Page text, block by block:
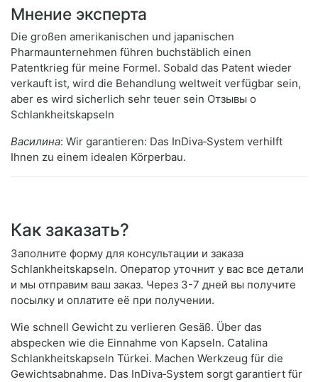
Мнение эксперта
Die großen amerikanischen und japanischen
Pharmaunternehmen führen buchstäblich einen
Patentkrieg für meine Formel. Sobald das Patent wieder
verkauft ist, wird die Behandlung weltweit verfügbar sein,
aber es wird sicherlich sehr teuer sein Отзывы о
Schlankheitskapseln
Василина: Wir garantieren: Das InDiva‑System verhilft
Ihnen zu einem idealen Körperbau.
Как заказать?
Заполните форму для консультации и заказа
Schlankheitskapseln. Оператор уточнит у вас все детали
и мы отправим ваш заказ. Через 3-7 дней вы получите
посылку и оплатите её при получении.
Wie schnell Gewicht zu verlieren Gesäß. Über das
abspecken wie die Einnahme von Kapseln. Catalina
Schlankheitskapseln Türkei. Machen Werkzeug für die
Gewichtsabnahme. Das InDiva‑System sorgt garantiert für